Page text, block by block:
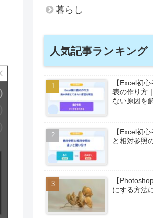
暮らし
人気記事ランキング
【Excel初
表の作り方
ない原因を
【Excel初
と相対参照
【
にする方法